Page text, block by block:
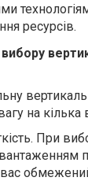
ресурсів.
вибору
на
При